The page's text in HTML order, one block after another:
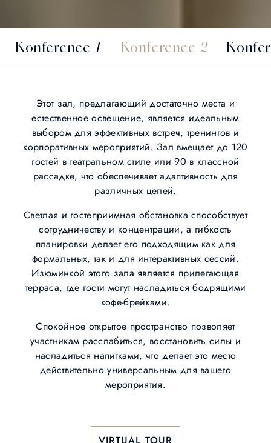
Konference 1 Konference 2
Этот зал, предлагающий достаточно места и
естественное освещение, является идеальным
выбором для эффективных встреч, тренингов и
корпоративных мероприятий. Зал вмещает до 120
гостей в театральном стиле или 90 в классной
рассадке, что обеспечивает адаптивность для
различных целей.
Светлая и гостеприимная обстановка способствует
сотрудничеству и концентрации, а гибкость
планировки делает его подходящим как для
формальных, так и для интерактивных сессий.
Изюминкой этого зала является прилегающая
терраса, где гости могут насладиться бодрящими
кофе-брейками.
Спокойное открытое пространство позволяет
участникам расслабиться, восстановить силы и
насладиться напитками, что делает это место
действительно универсальным для вашего
мероприятия.